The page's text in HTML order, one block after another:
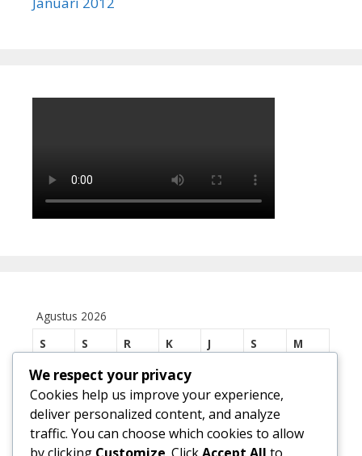
Agustus 2026
S
S R K J S
M
3
4 5 6 8
10
11 12 13 14 15
16
We respect your privacy
Cookies help us improve your experience,
deliver personalized content, and analyze
traffic. You can choose which cookies to allow